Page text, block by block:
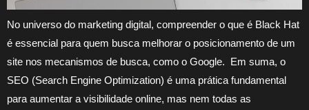
No universo do marketing digital, compreender o que é Black Hat
é essencial para quem busca melhorar o posicionamento de um
site nos mecanismos de busca, como o Google. Em suma, o
SEO (Search Engine Optimization) é uma prática fundamental
para aumentar a visibilidade online, mas nem todas as